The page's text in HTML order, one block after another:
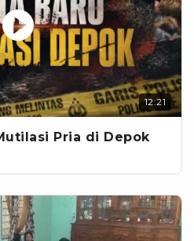
12:21
Pria di Depok